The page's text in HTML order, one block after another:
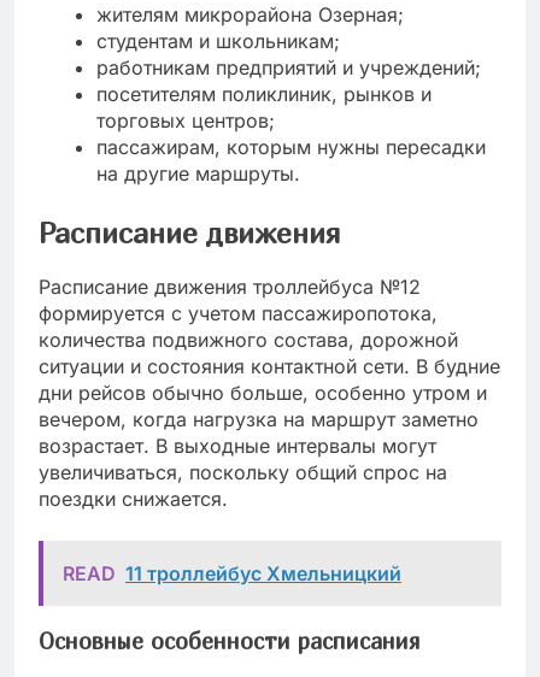
жителям микрорайона Озерная;
студентам и школьникам;
работникам предприятий и учреждений;
посетителям поликлиник, рынков и
торговых центров;
пассажирам, которым нужны пересадки
на другие маршруты.
Расписание движения
Расписание движения троллейбуса №12
формируется с учетом пассажиропотока,
количества подвижного состава, дорожной
ситуации и состояния контактной сети. В будние
дни рейсов обычно больше, особенно утром и
вечером, когда нагрузка на маршрут заметно
возрастает. В выходные интервалы могут
увеличиваться, поскольку общий спрос на
поездки снижается.
READ 11 троллейбус Хмельницкий
Основные особенности расписания